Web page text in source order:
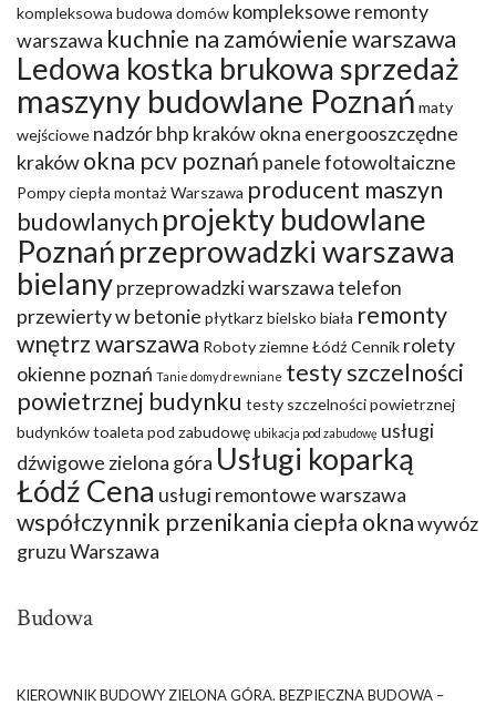
kompleksowa budowa domów kompleksowe remonty
warszawa kuchnie na zamówienie warszawa
Ledowa kostka brukowa sprzedaż
maszyny budowlane Poznań maty
wejściowe nadzór bhp krakówokna energooszczędne
krakówokna pcv poznań panele fotowoltaiczne
Pompy ciepła montaż Warszawa producent maszyn
budowlanych projekty budowlane
Poznańprzeprowadzki warszawa
bielanyprzeprowadzki warszawa telefon
przewierty w betonie płytkarz bielsko biała remonty
wnętrz warszawa Roboty ziemne Łódź Cennik rolety
okienne poznań Tanie domy drewniane testy szczelności
powietrznej budynku testy szczelności powietrznej
budynkówtoaleta pod zabudowę ubikacja pod zabudowę usługi
dźwigowe zielona góra Usługi koparką
Łódź Cena usługi remontowe warszawa
współczynnik przenikania ciepła oknawywóz
gruzu Warszawa
Budowa
KIEROWNIK BUDOWY ZIELONA GÓRA. BEZPIECZNA BUDOWA –